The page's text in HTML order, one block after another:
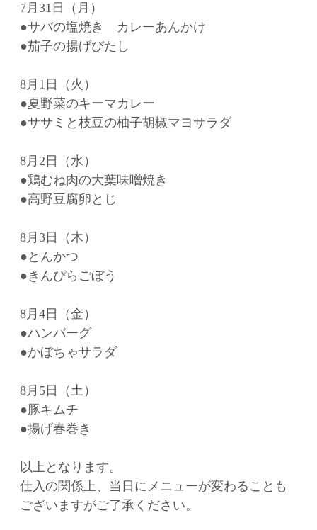
7月31日（月）
●サバの塩焼き カレーあんかけ
●茄子の揚げびたし
8月1日（火）
●夏野菜のキーマカレー
●ササミと枝豆の柚子胡椒マヨサラダ
8月2日（水）
●鶏むね肉の大葉味噌焼き
●高野豆腐卵とじ
8月3日（木）
●とんかつ
●きんぴらごぼう
8月4日（金）
●ハンバーグ
●かぼちゃサラダ
8月5日（土）
●豚キムチ
●揚げ春巻き
以上となります。
仕入の関係上、当日にメニューが変わることも
ございますがご了承ください。